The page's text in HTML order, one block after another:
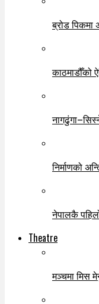
ब्रोड पिकमा
काठमाडौँको
निर्माणको
नेपालकै पहिलो
Theatre
मञ्चमा मिस